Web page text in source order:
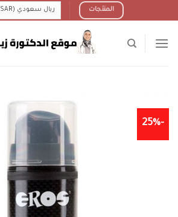
to
المنتجات
-25%